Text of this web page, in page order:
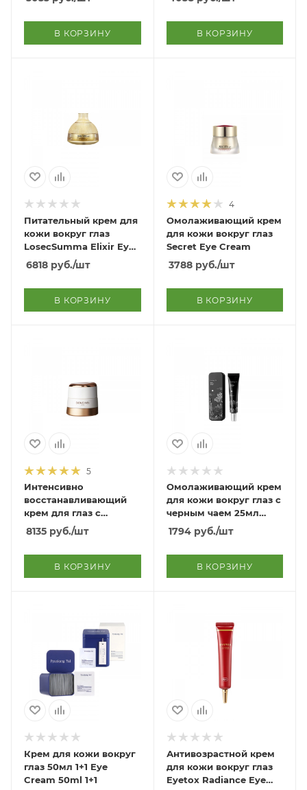
В КОРЗИНУ В КОРЗИНУ
Питательный крем для
кожи вокруг глаз
LosecSumma Elixir Eye
Cream
6818 руб./шт
В КОРЗИНУ
4
Омолаживающий крем
для кожи вокруг глаз
Secret Eye Cream
3788руб./шт
В КОРЗИНУ
5
Интенсивно
восстанавливающий
крем для глаз с
экстрактом красного
женьшеня Red Ginseng
Eye Cream
8135 руб./шт
В КОРЗИНУ
Омолаживающий крем
для кожи вокруг глаз с
черным чаем 25мл
Black tea Time Reverse
Eye Cream 25ml
1794руб./шт
В КОРЗИНУ
Крем для кожи вокруг
глаз 50мл 1+1 Eye
Cream 50ml 1+1
Антивозрастной крем
для кожи вокруг глаз
Eyetox Radiance Eye